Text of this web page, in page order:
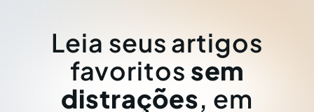
Leia seus artigos
favoritos sem
distrações, em